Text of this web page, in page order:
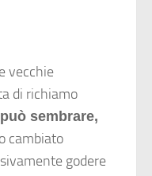
vecchie
di richiamo
sembrare,
cambiato
godere